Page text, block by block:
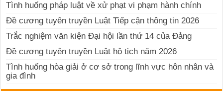
Tình huống pháp luật về xử phạt vi phạm hành chính
Đề cương tuyên truyền Luật Tiếp cận thông tin 2026
Trắc nghiệm văn kiện Đại hội lần thứ 14 của Đảng
Đề cương tuyên truyền Luật hộ tịch năm 2026
Tình huống hòa giải ở cơ sở trong lĩnh vực hôn nhân và
gia đình